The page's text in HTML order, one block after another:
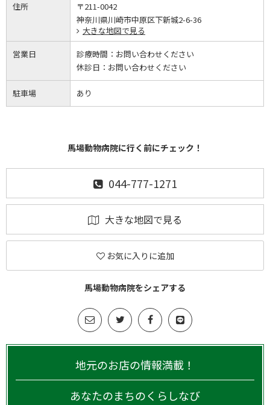
住所
〒211-0042
神奈川県川崎市中原区下新城2-6-36
大きな地図で見る
営業日 診療時間： お問い合わせください
休診日： お問い合わせください
駐車場 あり
馬場動物病院に行く前にチェック！
044-777-1271
大きな地図で見る
お気に入りに追加
馬場動物病院をシェアする
地元のお店の情報満載！
あなたのまちのくらしなび